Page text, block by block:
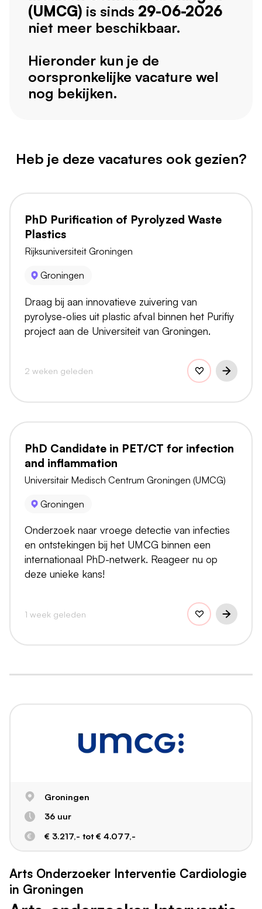
(UMCG) is sinds 29-06-2026
niet meer beschikbaar.
Hieronder kun je de
oorspronkelijke vacature wel
nog bekijken.
Heb je deze vacatures ook gezien?
PhD Purification of Pyrolyzed Waste
Plastics
Rijksuniversiteit Groningen
Groningen
Draag bij aan innovatieve zuivering van
pyrolyse-olies uit plastic afval binnen het Purifiy
project aan de Universiteit van Groningen.
2 weken geleden
PhD Candidate in PET/CT for infection
and inflammation
Universitair Medisch Centrum Groningen (UMCG)
Groningen
Onderzoek naar vroege detectie van infecties
en ontstekingen bij het UMCG binnen een
internationaal PhD-netwerk. Reageer nu op
deze unieke kans!
1 week geleden
Groningen
36 uur
€ 3.217,- tot € 4.077,-
Arts Onderzoeker Interventie Cardiologie
in Groningen